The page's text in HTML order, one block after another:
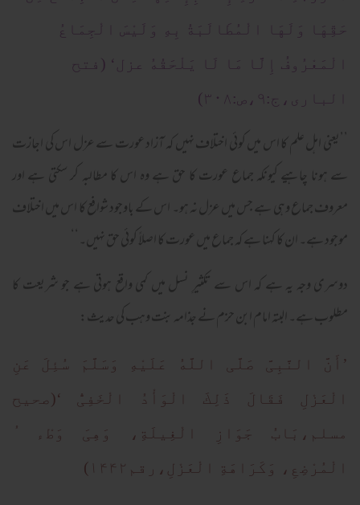
حَقِّهَا وَلَهَا الْمُطَالَبَةُ بِهِ وَلَیْسَ الْجِمَاعُ
الْمَعْرُوفُ إِلَّا مَا لَا یَلْحَقُهُ عزل‘ (فتح
الباری،ج:۹،ص:۳۰۸)
’’یعنی اہل علم کا اس میں کوئی اختلاف نہیں کہ آزاد عورت سے عزل اس کی اجازت
سے ہونا چاہیے کیونکہ جماع عورت کا حق ہے وہ اس کا مطالبہ کر سکتی ہے اور
معروف جماع وہی ہے جس میں عزل نہ ہو۔ اس کے باوجود شوافع کا اس میں اختلاف
موجود ہے۔ ان کا کہنا ہے کہ جماع میں عورت کا اصلاً کوئی حق نہیں۔‘‘
دوسری وجہ یہ ہے کہ اس سے تکثیرِ نسل میں کمی واقع ہوتی ہے جو شریعت کا
مطلوب ہے۔ البتہ امام ابن حزم نے جذامہ بنت وہب کی حدیث:
’أَنَّ النَّبِیَّ صَلَّی اللَّهُ عَلَیْهِ وَسَلَّمَ سُئِلَ عَنِ
الْعَزْلِ فَقَالَ ذَلِكَ الْوَأْدُ الْخَفِیُّ ‘(صحیح
مسلم،بَابُ جَوَازِ الْغِیلَةِ، وَهِیَ وَطْء ُ
الْمُرْضِعِ، وَکَرَاهَةِ الْعَزْلِ،رقم۱۴۴۲)